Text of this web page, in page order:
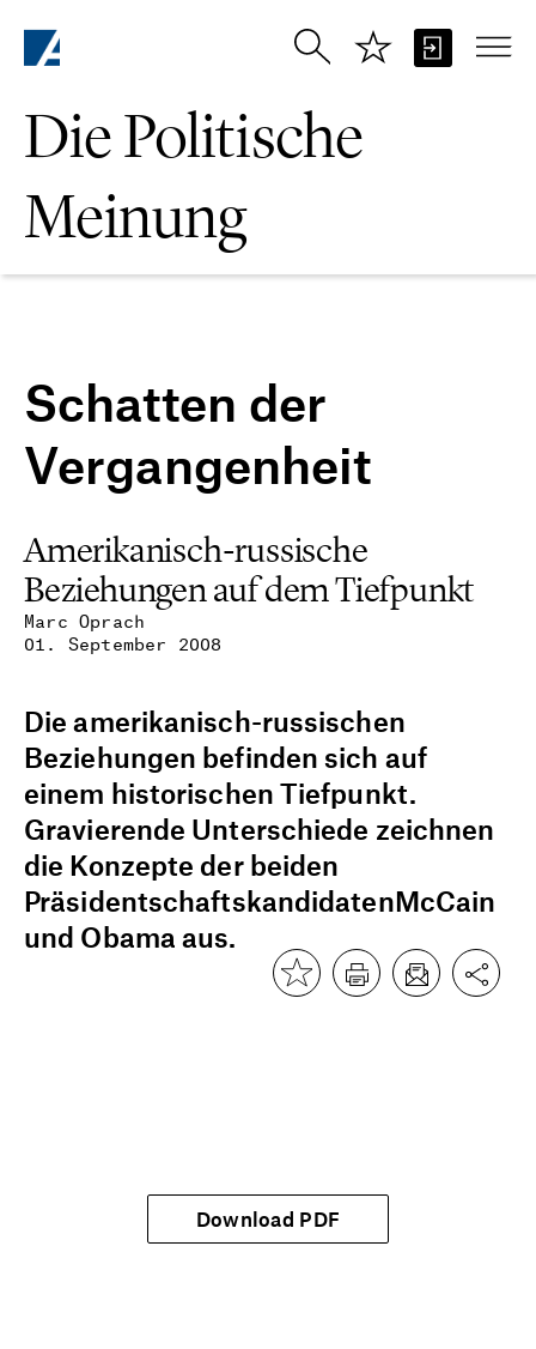
Die Politische
Meinung
Schatten der
Vergangenheit
Marc Oprach
01. September 2008
Amerikanisch-russische
Beziehungen auf dem Tiefpunkt
Die amerikanisch-russischen
Beziehungen befinden sich auf
einem historischen Tiefpunkt.
Gravierende Unterschiede zeichnen
die Konzepte der beiden
PräsidentschaftskandidatenMcCain
und Obama aus.
Download PDF